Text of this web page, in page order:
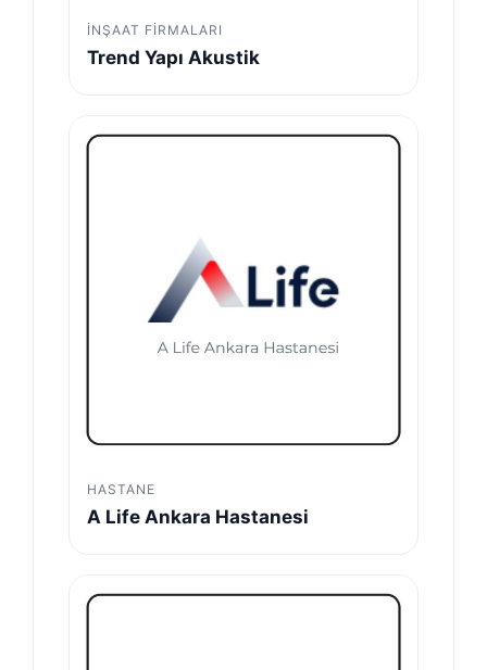
İNŞAAT FIRMALARI
Trend Yapı Akustik
HASTANE
A Life Ankara Hastanesi